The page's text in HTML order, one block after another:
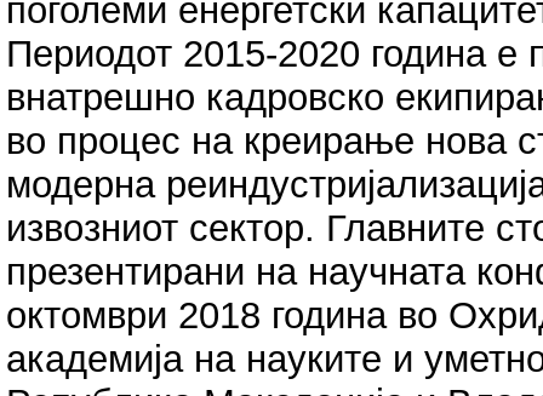
поголеми енергетски
Периодот 2015-2020 година е
внатрешно кадровско
во процес на креирање нова
модерна
извозниот сектор. Главните
презентирани на научната
октомври 2018 година во
академија на науките и